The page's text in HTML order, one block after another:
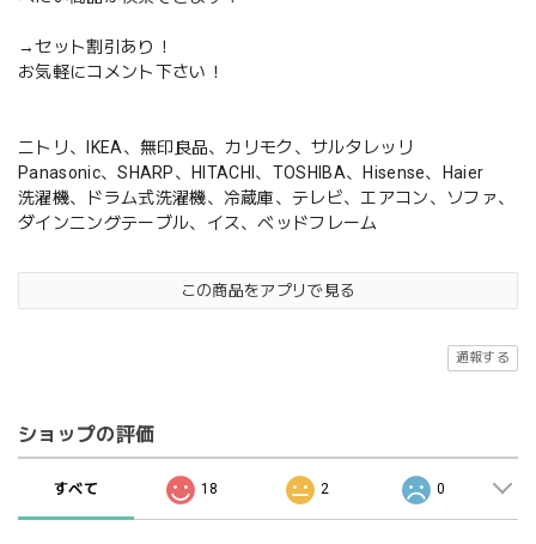
→セット割引あり！
お気軽にコメント下さい！
ニトリ、IKEA、無印良品、カリモク、サルタレッリ
Panasonic、SHARP、HITACHI、TOSHIBA、Hisense、Haier
洗濯機、ドラム式洗濯機、冷蔵庫、テレビ、エアコン、ソファ、
ダインニングテーブル、イス、ベッドフレーム
この商品をアプリで見る
通報する
ショップの評価
すべて 18 2 0